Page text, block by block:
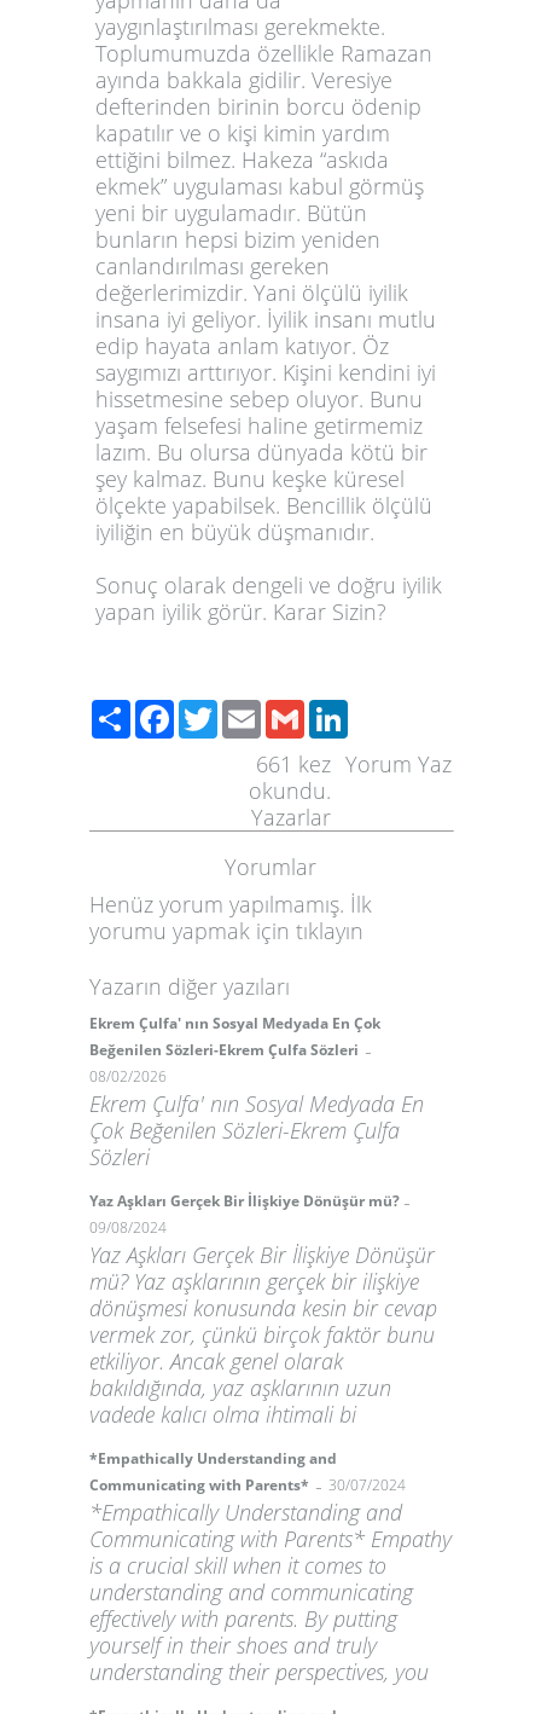
yaygınlaştırılması gerekmekte.
Toplumumuzda özellikle Ramazan
ayında bakkala gidilir. Veresiye
defterinden birinin borcu ödenip
kapatılır ve o kişi kimin yardım
ettiğini bilmez. Hakeza “askıda
ekmek” uygulaması kabul görmüş
yeni bir uygulamadır. Bütün
bunların hepsi bizim yeniden
canlandırılması gereken
değerlerimizdir. Yani ölçülü iyilik
insana iyi geliyor. İyilik insanı mutlu
edip hayata anlam katıyor. Öz
saygımızı arttırıyor. Kişini kendini iyi
hissetmesine sebep oluyor. Bunu
yaşam felsefesi haline getirmemiz
lazım. Bu olursa dünyada kötü bir
şey kalmaz. Bunu keşke küresel
ölçekte yapabilsek. Bencillik ölçülü
iyiliğin en büyük düşmanıdır.
Sonuç olarak dengeli ve doğru iyilik
yapan iyilik görür. Karar Sizin?
PaylaşFacebook
TwitterEmailGmail
Yorum Yaz
661 kez
okundu.
Yazarlar
Yorumlar
Henüz yorum yapılmamış. İlk
yorumu yapmak için tıklayın
Yazarın diğer yazıları
Ekrem Çulfa' nın Sosyal Medyada En Çok
Beğenilen Sözleri-Ekrem Çulfa Sözleri -
08/02/2026
Ekrem Çulfa' nın Sosyal Medyada En
Çok Beğenilen Sözleri-Ekrem Çulfa
Sözleri
Yaz Aşkları Gerçek Bir İlişkiye Dönüşür mü? -
09/08/2024
Yaz Aşkları Gerçek Bir İlişkiye Dönüşür
mü? Yaz aşklarının gerçek bir ilişkiye
dönüşmesi konusunda kesin bir cevap
vermek zor, çünkü birçok faktör bunu
etkiliyor. Ancak genel olarak
bakıldığında, yaz aşklarının uzun
vadede kalıcı olma ihtimali bi
*Empathically Understanding and
Communicating with Parents* - 30/07/2024
*Empathically Understanding and
Communicating with Parents* Empathy
is a crucial skill when it comes to
understanding and communicating
effectively with parents. By putting
yourself in their shoes and truly
understanding their perspectives, you